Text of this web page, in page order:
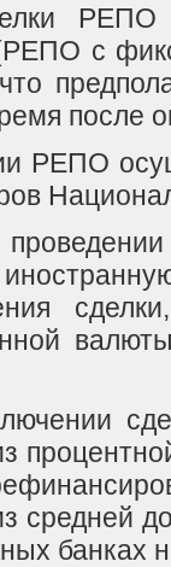
РЕПО
с
после
РЕПО
средней
банках